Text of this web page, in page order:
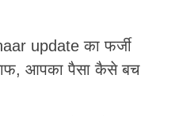
update का फर्जी
आपका पैसा कैसे बच